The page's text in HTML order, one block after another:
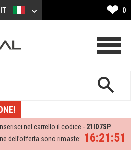
IT ❤ 0
nel carrello il codice - 21ID7SP
16:21:51
dell’offerta sono rimaste: